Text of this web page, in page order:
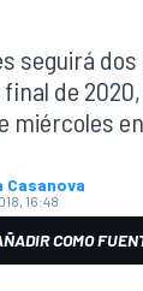
seguirá
de
miércoles
Casanova
16:48
COMO